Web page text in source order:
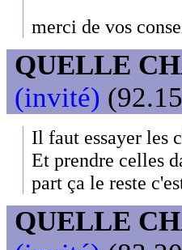
merci de vos
QUELLE
(invité)
Il faut essayer les
Et prendre celles
part ça le reste
QUELLE